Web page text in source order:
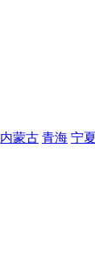
内蒙古 青海 宁夏